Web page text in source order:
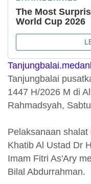
Tanjungbalai
1447 H/2026 M di
Rahmadsyah,
Pelaksanaan
Khatib Al Ustad Dr
Imam Fitri As'Ary
Bilal Abdurrahman.